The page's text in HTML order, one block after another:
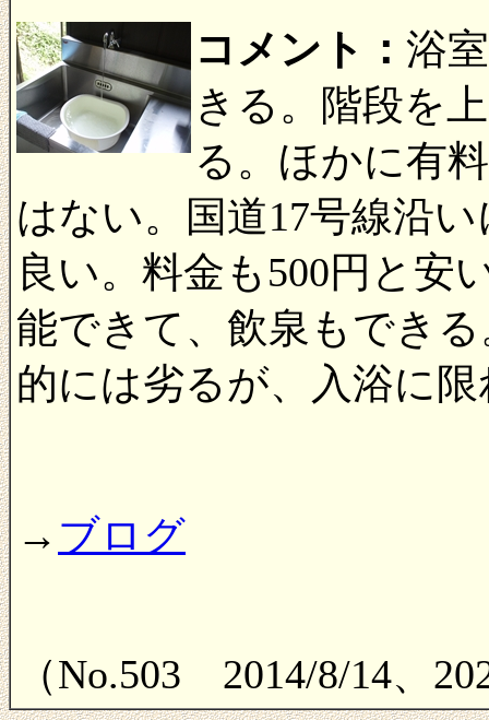
コメント： 浴
きる。階段を
る。ほかに有
はない。国道17号線沿
良い。料金も500円と安
能できて、飲泉もでき
的には劣るが、入浴に
→ ブログ
（No.503 2014/8/14、